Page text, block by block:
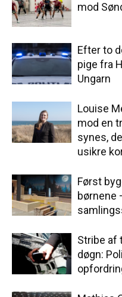
mod
Efter to
pige fra
Ungarn
Louise
mod en
synes,
usikre
Først
børnene
Stribe af
døgn: